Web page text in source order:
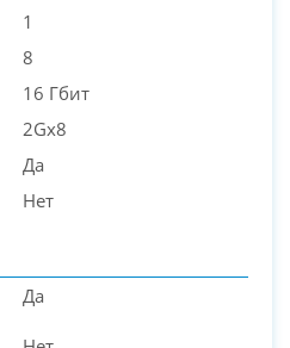
1
8
16 Гбит
2Gx8
Да
Нет
Да